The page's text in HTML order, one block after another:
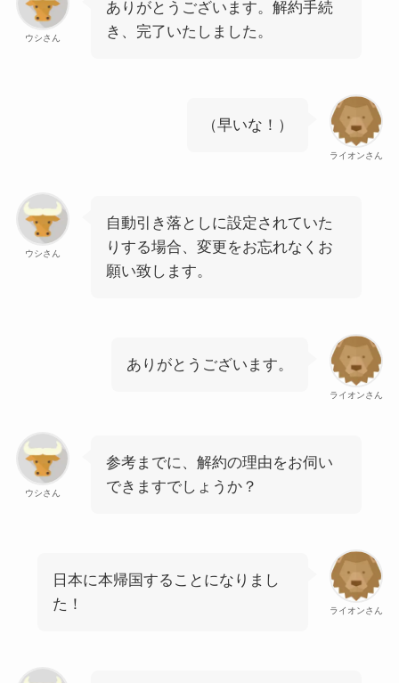
ウシさん
ありがとうございます。解約手続
き、完了いたしました。
ライオンさん
（早いな！）
ウシさん
自動引き落としに設定されていた
りする場合、変更をお忘れなくお
願い致します。
ライオンさん
ありがとうございます。
ウシさん
参考までに、解約の理由をお伺い
できますでしょうか？
ライオンさん
日本に本帰国することになりまし
た！